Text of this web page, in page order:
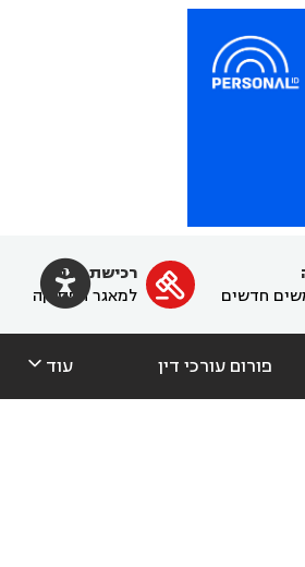

חדשים

רכישת מנוי
למאגר הפסיקה
פורום עורכי דין עוד 